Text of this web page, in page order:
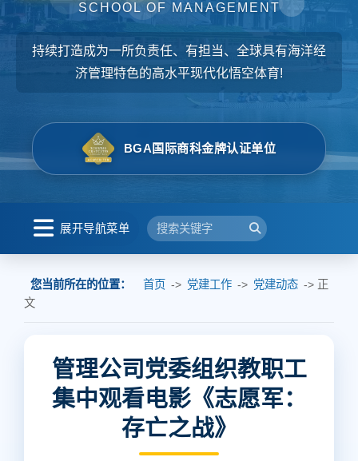
SCHOOL OF MANAGEMENT
持续打造成为一所负责任、有担当、全球具有海洋经
济管理特色的高水平现代化悟空体育!
BGA国际商科金牌认证单位
展开导航菜单
您当前所在的位置： 首页 -> 党建工作 -> 党建动态 -> 正
文
管理公司党委组织教职工
集中观看电影《志愿军：
存亡之战》